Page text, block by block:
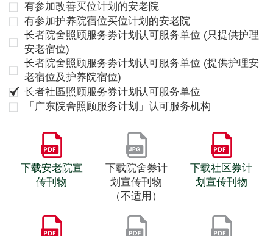
有参加改善买位计划的安老院
有参加护养院宿位买位计划的安老院
长者院舍照顾服务劵计划认可服务单位 (只提供护理
安老宿位)
长者院舍照顾服务劵计划认可服务单位 (提供护理安
老宿位及护养院宿位)
长者社區照顾服务券计划认可服务单位
「广东院舍照顾服务计划」认可服务机构
下载安老院宣
传刊物
下载院舍券计
划宣传刊物
（不适用）
下载社区券计
划宣传刊物